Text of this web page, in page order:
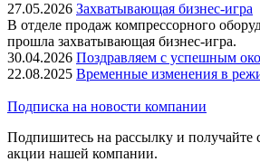
27.05.2026 Захватывающая бизнес-игра
В отделе продаж компрессорного
прошла захватывающая бизнес-игра.
30.04.2026 Поздравляем с успешным
22.08.2025 Временные изменения в
Подписка на новости компании
Подпишитесь на рассылку и получайте
акции нашей компании.